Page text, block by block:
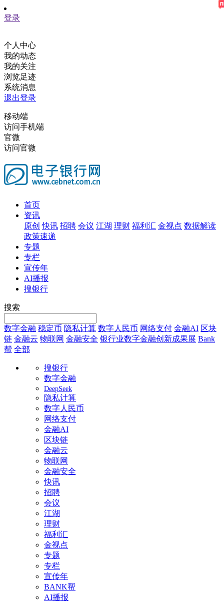
登录
个人中心
我的动态
我的关注
浏览足迹
系统消息
退出登录
移动端
访问手机端
官微
访问官微
首页
资讯
原创 快讯 招聘 会议 江湖 理财 福利汇 金视点 数据解读
政策速递
专题
专栏
宣传年
AI播报
搜银行
搜索
数字金融 稳定币 隐私计算 数字人民币 网络支付 金融AI 区块
链 金融云 物联网 金融安全 银行业数字金融创新成果展 Bank
帮 全部
搜银行
数字金融
DeepSeek
隐私计算
数字人民币
网络支付
金融AI
区块链
金融云
物联网
金融安全
快讯
招聘
会议
江湖
理财
福利汇
金视点
专题
专栏
宣传年
BANK帮
AI播报